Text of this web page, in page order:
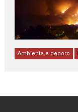
Ambiente e decoro